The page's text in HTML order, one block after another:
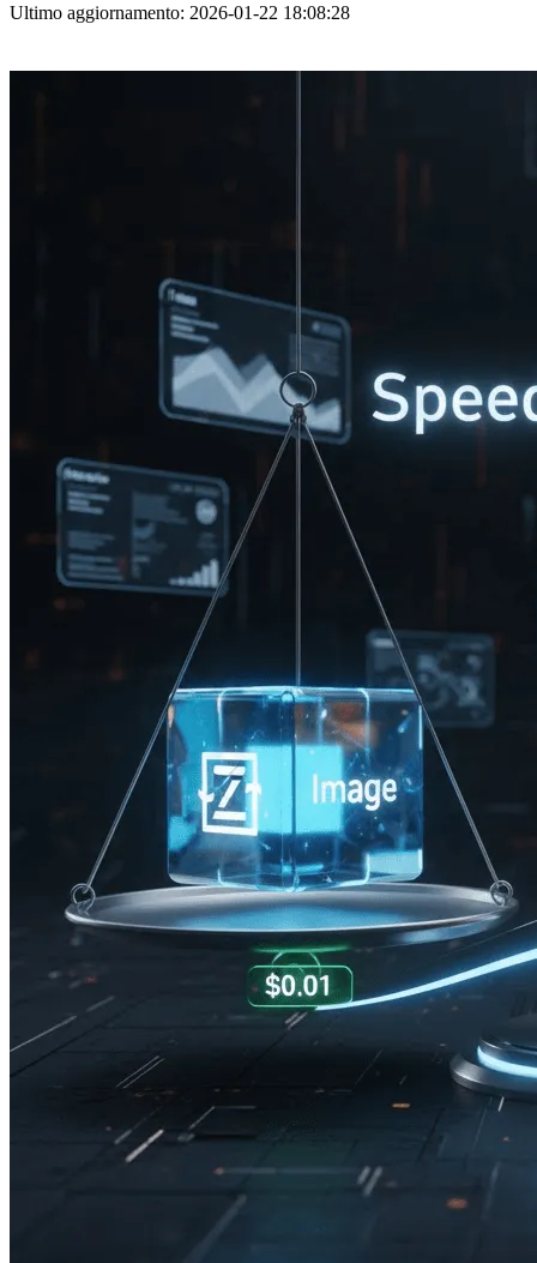
Ultimo aggiornamento: 2026-01-22 18:08:28